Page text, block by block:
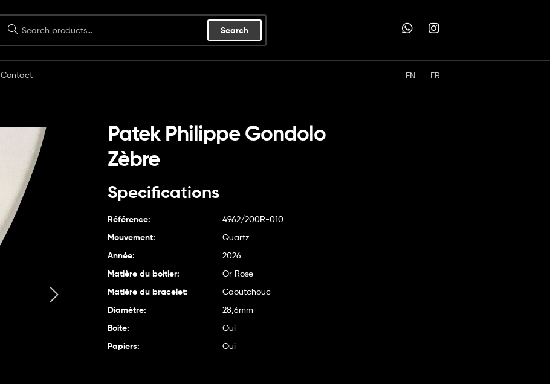
Search
Contact EN FR
Patek Philippe Gondolo
Zèbre
Specifications
Référence: 4962/200R-010
Mouvement: Quartz
Année: 2026
Matière du boitier: Or Rose
Matière du bracelet: Caoutchouc
Diamètre: 28,6mm
Boite: Oui
Papiers: Oui